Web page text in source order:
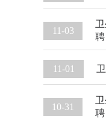
11-03
聘
11-01
10-31
聘